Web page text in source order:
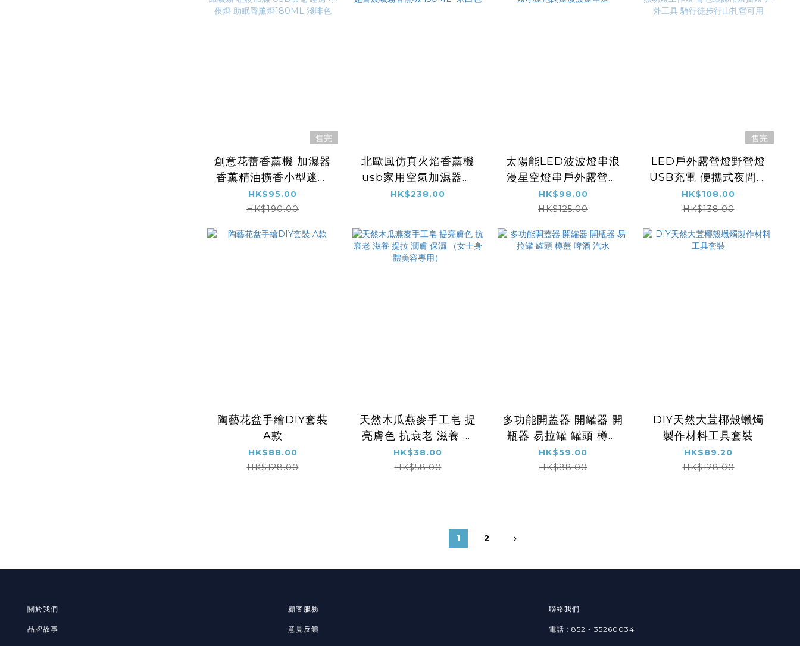
售完
創意花蕾香薰機 加濕器
香薰精油擴香小型迷你
辦公桌面家用 靜音細緻
噴霧 植物加濕 USB供
薰燈180ML 淺啡色
HK$95.00
HK$190.00
北歐風仿真火焰香薰機
usb家用空氣加濕器七
彩夜燈靜音助眠補水超
HK$238.00
太陽能LED波波燈串浪
漫星空燈串戶外露營氛
圍燈天幕帳篷太陽能燈
小燈泡閃燈波波燈串燈
HK$98.00
HK$125.00
售完
LED戶外露營燈野營燈
USB充電 便攜式夜間照
明燈 室外車用應急照明
燈工作燈 背包裝飾吊燈
掛燈 戶外工具 騎行徒步
行山扎營可用
HK$108.00
HK$138.00
陶藝花盆手繪DIY套裝
A款
HK$88.00
HK$128.00
天然木瓜燕麥手工皂 提
亮膚色 抗衰老 滋養 提
拉 潤膚 保濕 （女士身
體美容專用）
HK$38.00
HK$58.00
多功能開蓋器 開罐器 開
瓶器 易拉罐 罐頭 樽蓋
啤酒 汽水
HK$59.00
HK$88.00
DIY天然大荳椰殼蠟燭
製作材料工具套裝
HK$89.20
HK$128.00
1 2
關於我們
品牌故事
顧客服務
意見反饋
聯絡我們
電話 : 852 - 35260034